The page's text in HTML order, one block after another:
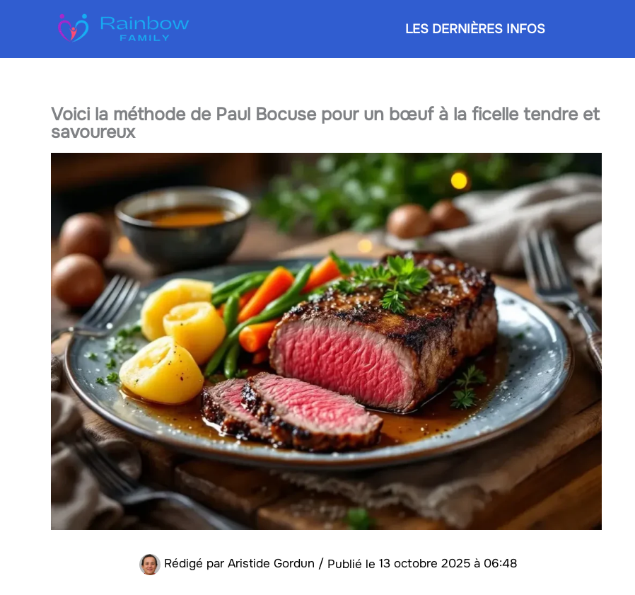
LES DERNIÈRES INFOS
Voici la méthode de Paul Bocuse pour un bœuf à la ficelle tendre et
savoureux
Rédigé par Aristide Gordun / 13 octobre 2025 à 06:48